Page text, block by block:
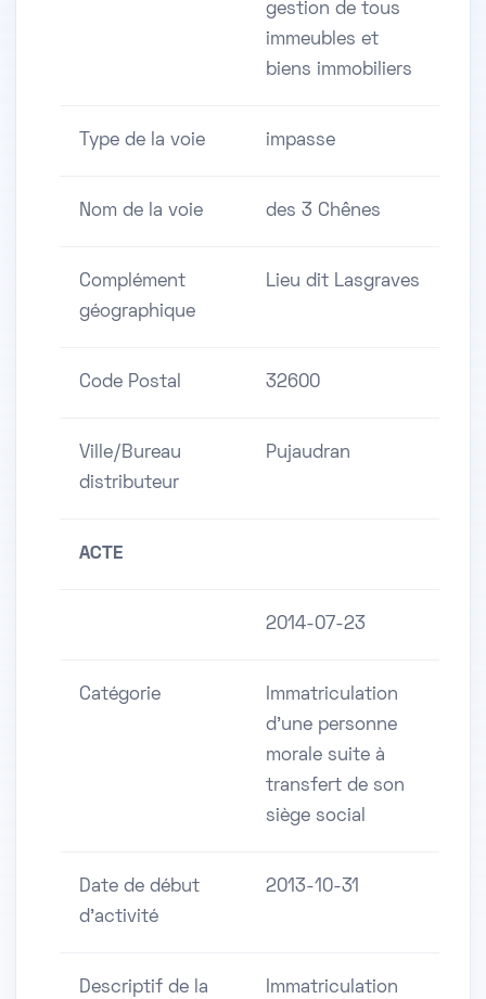
gestion de tous
immeubles et
biens immobiliers
Type de la voie impasse
Nom de la voie des 3 Chênes
Complément
géographique
Lieu dit Lasgraves
Code Postal 32600
Ville/Bureau
distributeur
Pujaudran
ACTE
2014-07-23
Catégorie
Immatriculation
d'une personne
morale suite à
transfert de son
siège social
Date de début
d'activité
2013-10-31
Descriptif de la
Immatriculation